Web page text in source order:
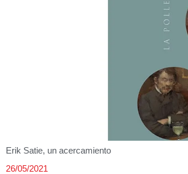
Erik Satie, un acercamiento
26/05/2021